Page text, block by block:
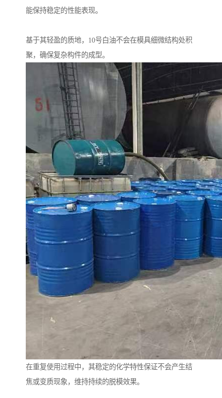
能保持稳定的性能表现。
基于其轻盈的质地，10号白油不会在模具细微结构处积
聚，确保复杂构件的成型。
在重复使用过程中，其稳定的化学特性保证不会产生结
焦或变质现象，维持持续的脱模效果。